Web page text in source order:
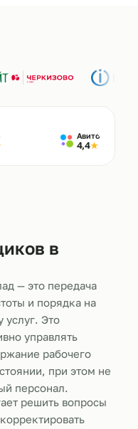
Авито
4,4★
в
— это передача
и порядка на
услуг. Это
управлять
рабочего
при этом не
персонал.
решить вопросы